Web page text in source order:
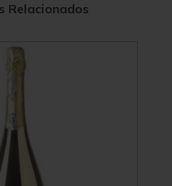
Relacionados